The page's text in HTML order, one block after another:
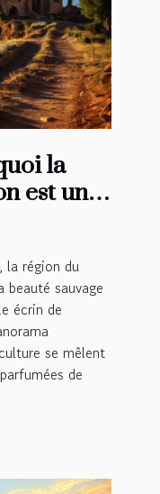
la
est une
la région du
beauté sauvage
écrin de
se mêlent
de